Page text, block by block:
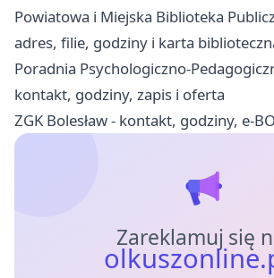
Powiatowa i Miejska Biblioteka
adres, filie, godziny i karta
Poradnia Psychologiczno-
kontakt, godziny, zapis i oferta
ZGK Bolesław - kontakt, godziny, e-
Zareklamuj się